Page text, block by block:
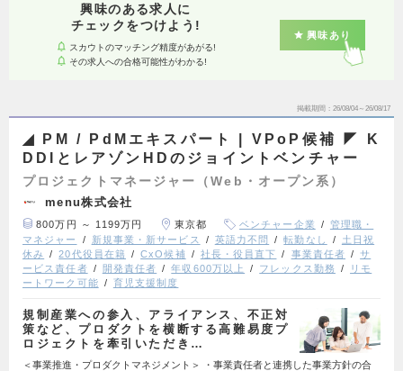
興味のある求人に
チェックをつけよう!
スカウトのマッチング精度があがる!
その求人への合格可能性がわかる!
興味あり
掲載期間 26/08/04～26/08/17
◢ PM / PdMエキスパート | VPoP候補 ◤ K
DDIとレアゾンHDのジョイントベンチャー
プロジェクトマネージャー（Web・オープン系）
menu株式会社
800万円 ～ 1199万円 東京都 ベンチャー企業
管理職・
マネジャー
新規事業・新サービス 英語力不問 転勤なし
土日祝
休み
20代役員在籍 CxO候補 社長・役員直下 事業責任者
サ
ービス責任者
開発責任者 年収600万以上 フレックス勤務
リモ
ートワーク可能
育児支援制度
規制産業への参入、アライアンス、不正対
策など、プロダクトを横断する高難易度プ
ロジェクトを牽引いただき…
＜事業推進・プロダクトマネジメント＞ ・事業責任者と連携した事業方針の合